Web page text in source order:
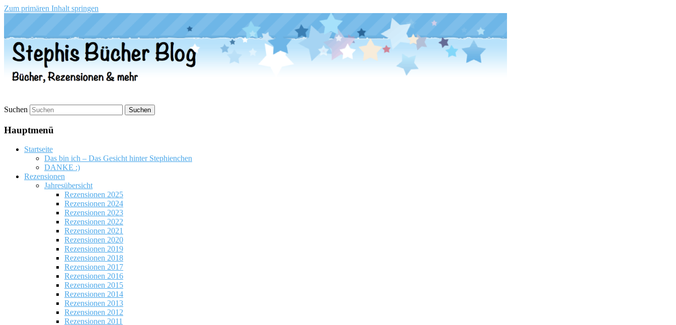
Zum primären Inhalt springen
Stephis Bücher Blog
Suchen
Hauptmenü
Startseite
Das bin ich – Das Gesicht hinter Stephienchen
DANKE :)
Rezensionen
Jahresübersicht
Rezensionen 2025
Rezensionen 2024
Rezensionen 2023
Rezensionen 2022
Rezensionen 2021
Rezensionen 2020
Rezensionen 2019
Rezensionen 2018
Rezensionen 2017
Rezensionen 2016
Rezensionen 2015
Rezensionen 2014
Rezensionen 2013
Rezensionen 2012
Rezensionen 2011